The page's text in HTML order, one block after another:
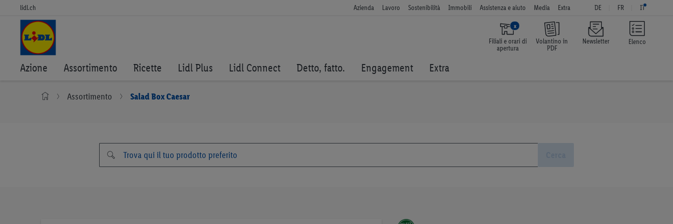
Elenco
lidl.ch Azienda Lavoro Sostenibilità Immobili Assistenza e aiuto Media Extra DE FR IT
x
Filiali e orari di
apertura
Volantino in
PDF
Newsletter
Azione Assortimento Ricette Lidl Plus Lidl Connect Detto, fatto. Engagement Extra
Assortimento Salad Box Caesar